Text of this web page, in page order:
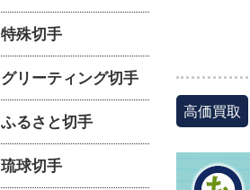
高価買取
特殊切手
グリーティング切手
ふるさと切手
琉球切手